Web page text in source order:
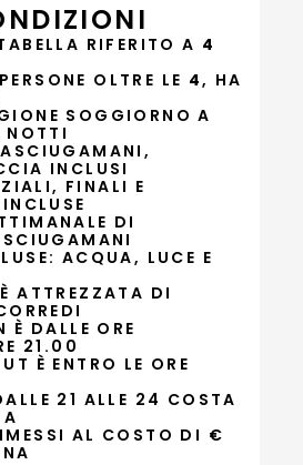
RIFERITO A 4
OLTRE LE 4, HA
SOGGIORNO A
NOTTI
INCLUSI
FINALI E
DI
ACQUA, LUCE E
ATTREZZATA DI
È DALLE ORE
21.00
È ENTRO LE ORE
21 ALLE 24 COSTA
AL COSTO DI €